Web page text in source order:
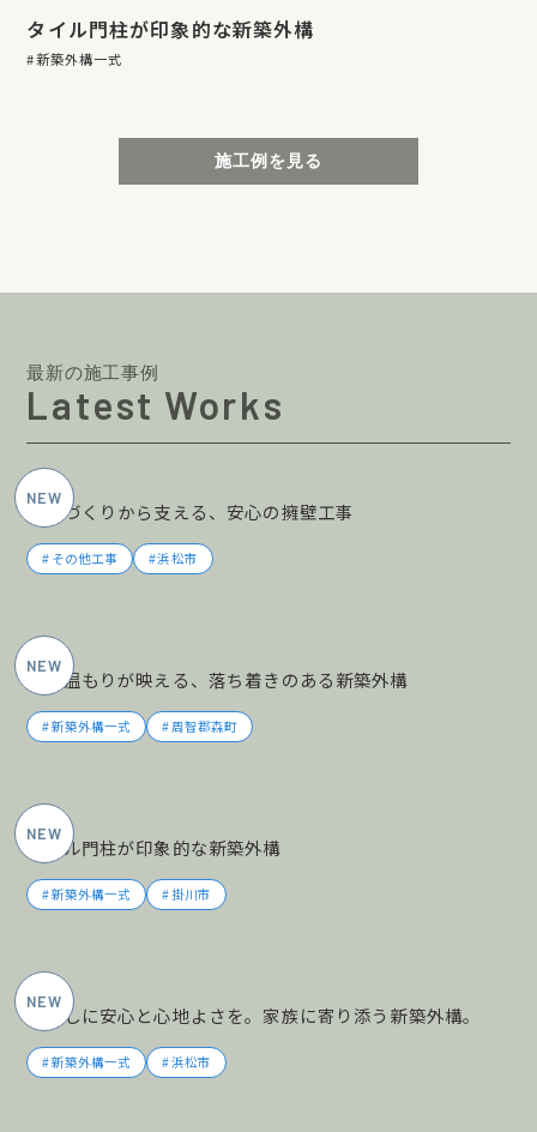
タイル門柱が印象的な新築外構
新築外構一式
施工例を見る
最新の施工事例
Latest Works
土地づくりから支える、安心の擁壁工事
その他工事 浜松市
木の温もりが映える、落ち着きのある新築外構
新築外構一式 周智郡森町
タイル門柱が印象的な新築外構
新築外構一式 掛川市
暮らしに安心と心地よさを。家族に寄り添う新築外構。
新築外構一式 浜松市